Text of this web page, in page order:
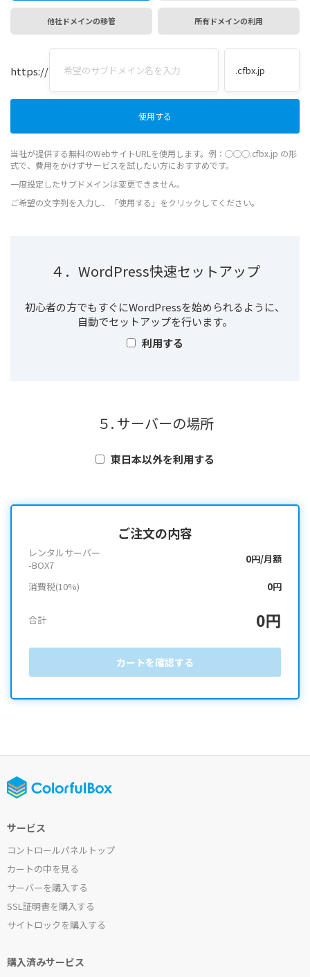
他社ドメインの移管 所有ドメインの利用
https://
当社が提供する無料のWebサイトURLを使用します。例：◯◯◯.cfbx.jp の形
式で、費用をかけずサービスを試したい方におすすめです。
一度設定したサブドメインは変更できません。
ご希望の文字列を入力し、「使用する」をクリックしてください。
４．WordPress快速セットアップ
初心者の方でもすぐにWordPressを始められるように、
自動でセットアップを行います。
利用する
５. サーバーの場所
東日本以外を利用する
ご注文の内容
レンタルサーバー
-BOX7
0円/月額
消費税(10%) 0円
合計 0円
カートを確認する
サービス
コントロールパネルトップ
カートの中を見る
サーバーを購入する
SSL証明書を購入する
サイトロックを購入する
購入済みサービス